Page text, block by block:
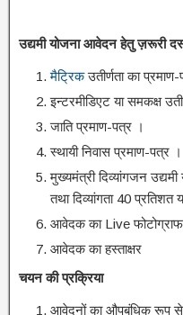
उद्यमी योजना आवेदन हेतु ज़रूरी
मैट्रिकउतीर्णता का
इन्टरमीडिएट या समकक्ष
जाति प्रमाण-पत्र ।
स्थायी निवास प्रमाण-पत्र ।
मुख्यमंत्री दिव्यांगजन
तथा दिव्यांगता 40 प्रतिशत
आवेदक का Live
आवेदक का हस्ताक्षर
चयन की प्रक्रिया
आवेदनों का औपबंधिक रूप से